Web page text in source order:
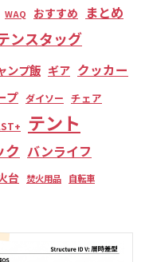
WAQ おすすめ まとめ
ンスタッグ
ンプ飯 ギア クッカー
プ ダイソー チェア
テント
ク バンライフ
台 焚火用品 自転車